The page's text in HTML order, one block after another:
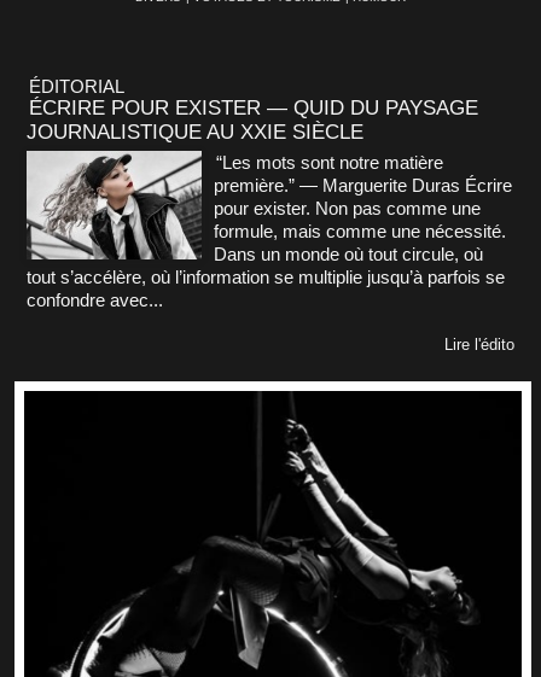
ÉDITORIAL
ÉCRIRE POUR EXISTER — QUID DU PAYSAGE
JOURNALISTIQUE AU XXIE SIÈCLE
“Les mots sont notre matière
première.” — Marguerite Duras Écrire
pour exister. Non pas comme une
formule, mais comme une nécessité.
Dans un monde où tout circule, où
tout s’accélère, où l’information se multiplie jusqu’à parfois se
confondre avec...
Lire l'édito